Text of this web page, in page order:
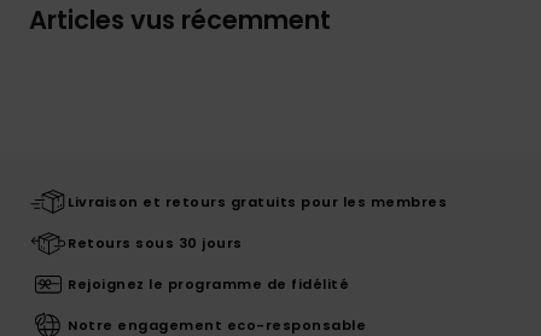
Articles vus récemment
Livraison et retours gratuits pour les membres
Retours sous 30 jours
Rejoignez le programme de fidélité
Notre engagement eco-responsable